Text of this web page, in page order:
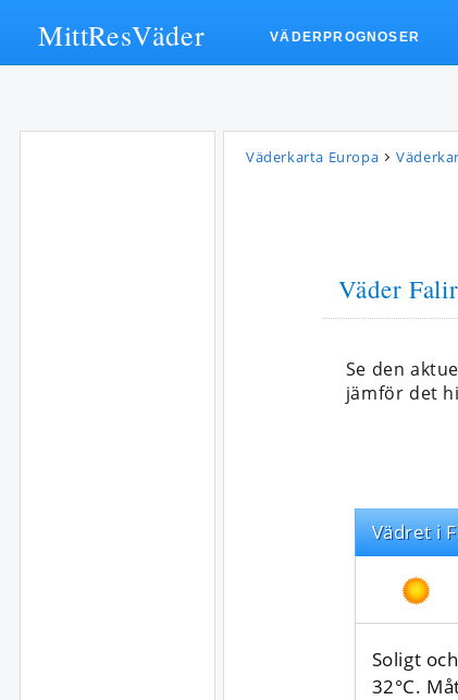
Väderkarta Europa
Väder
Se den
jämför det
Vädret i
Soligt
32°C.
MittResVäder VÄDERPROGNOSER